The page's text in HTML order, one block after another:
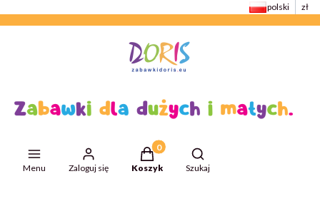
polski zł
Menu Zaloguj się
Produkty w koszyku: 0. Zobacz
Koszyk
Otwórz wyszukiwarkę
Szukaj